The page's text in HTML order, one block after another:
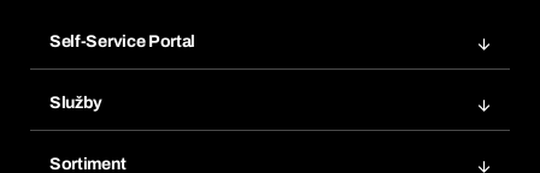
Self-Service Portal
Obľúbené
Služby
Sortiment